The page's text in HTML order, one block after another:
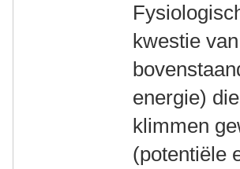
kwestie
energie)
klimmen
(potentiële